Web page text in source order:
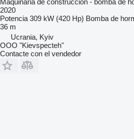
Maquinaria de construcción - bomba de
2020
Potencia 309 kW (420 Hp) Bomba de
36 m
Ucrania, Kyiv
OOO "Kievspecteh"
Contacte con el vendedor